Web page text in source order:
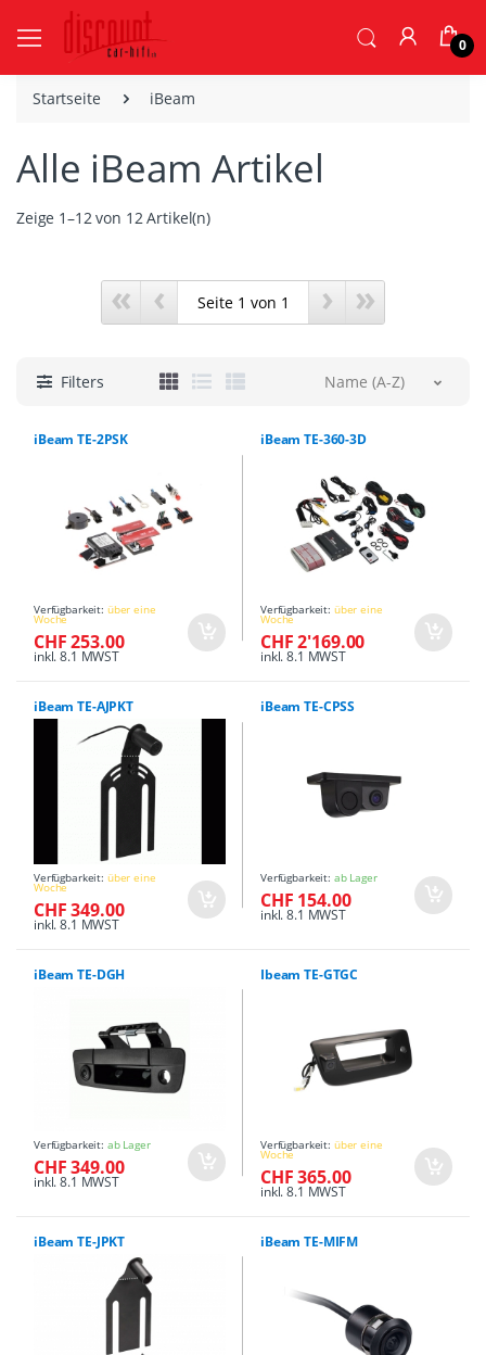
0
Startseite iBeam
Alle iBeam Artikel
Zeige 1–12 von 12 Artikel(n)
« ‹ › »
Filters Name (A-Z)
iBeam TE-2PSK
Verfügbarkeit: über eine
Woche
CHF 253.00
inkl. 8.1 MWST
iBeam TE-360-3D
Verfügbarkeit: über eine
Woche
CHF 2'169.00
inkl. 8.1 MWST
iBeam TE-AJPKT
Verfügbarkeit: über eine
Woche
CHF 349.00
inkl. 8.1 MWST
iBeam TE-CPSS
Verfügbarkeit: ab Lager
CHF 154.00
inkl. 8.1 MWST
iBeam TE-DGH
Verfügbarkeit: ab Lager
CHF 349.00
inkl. 8.1 MWST
Ibeam TE-GTGC
Verfügbarkeit: über eine
Woche
CHF 365.00
inkl. 8.1 MWST
iBeam TE-JPKT iBeam TE-MIFM